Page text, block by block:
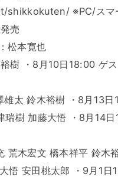
※PC/スマ
売
松本寛也
樹 ・8月10日18:00 ゲ
雄太 鈴木裕樹 ・8月13
瑞樹 加藤大悟 ・8月14
荒木宏文 橋本祥平 鈴木
悟 安田桃太郎 ・9月1